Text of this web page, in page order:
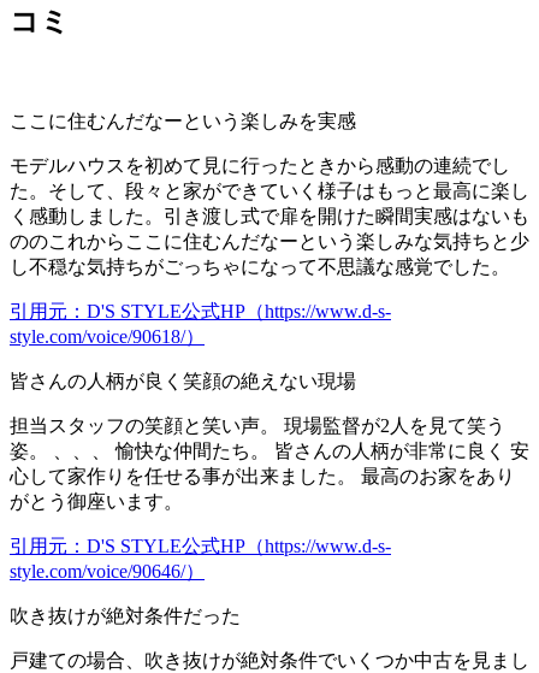
コミ
ここに住むんだなーという楽しみを実感
モデルハウスを初めて見に行ったときから感動の連続でし
た。そして、段々と家ができていく様子はもっと最高に楽し
く感動しました。引き渡し式で扉を開けた瞬間実感はないも
ののこれからここに住むんだなーという楽しみな気持ちと少
し不穏な気持ちがごっちゃになって不思議な感覚でした。
引用元：D'S STYLE公式HP（https://www.d-s-
style.com/voice/90618/）
皆さんの人柄が良く笑顔の絶えない現場
担当スタッフの笑顔と笑い声。 現場監督が2人を見て笑う
姿。 、、、 愉快な仲間たち。 皆さんの人柄が非常に良く 安
心して家作りを任せる事が出来ました。 最高のお家をあり
がとう御座います。
引用元：D'S STYLE公式HP（https://www.d-s-
style.com/voice/90646/）
吹き抜けが絶対条件だった
戸建ての場合、吹き抜けが絶対条件でいくつか中古を見まし